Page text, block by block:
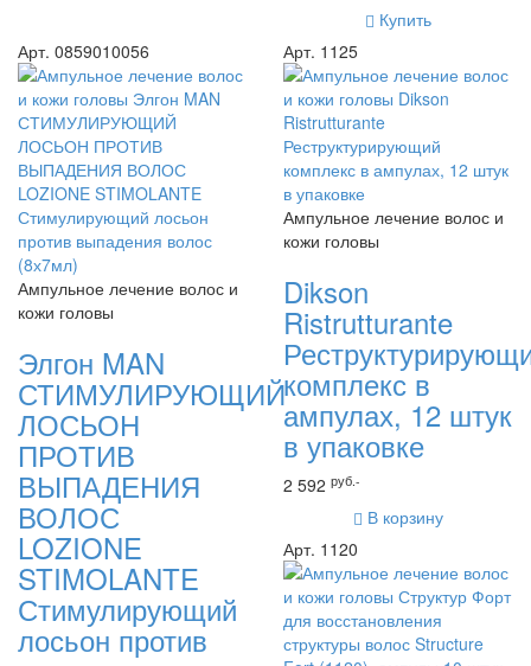
Купить
Арт. 0859010056
Ампульное лечение волос и
кожи головы
Элгон MAN
СТИМУЛИРУЮЩИЙ
ЛОСЬОН
ПРОТИВ
ВЫПАДЕНИЯ
ВОЛОС
LOZIONE
STIMOLANTE
Стимулирующий
лосьон против
Арт. 1125
Ампульное лечение волос и
кожи головы
Dikson
Ristrutturante
комплекс в
ампулах, 12 штук
в упаковке
2 592 руб.-
В корзину
Арт. 1120